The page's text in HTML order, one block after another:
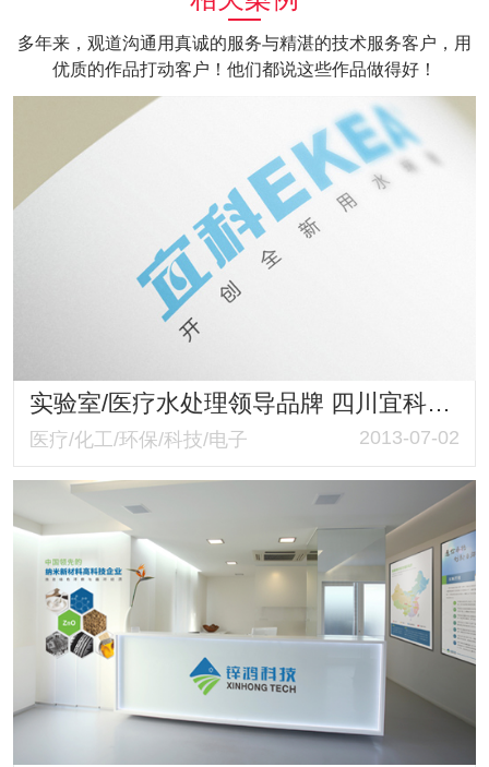
多年来，观道沟通用真诚的服务与精湛的技术服务客户，用
优质的作品打动客户！他们都说这些作品做得好！
实验室/医疗水处理领导品牌 四川宜科纯水设备有限公司产品册设计
医疗/化工/环保/科技/电子 2013-07-02